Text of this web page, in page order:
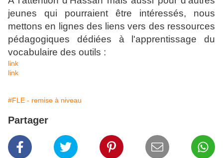
jeunes qui pourraient être intéressés, nous
mettons en lignes des liens vers des ressources
pédagogiques dédiées à l'apprentissage du
vocabulaire des outils :
link
link
#FLE - remise à niveau
Partager